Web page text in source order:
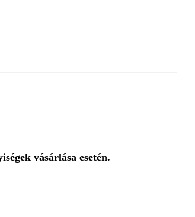
vásárlása esetén.